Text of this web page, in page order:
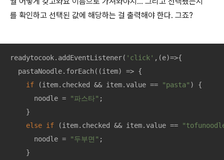
를 확인하고 선택된 값에 해당하는 걸 출력해야 한다. 그죠?
readytocook.addEventListener( 'click' , (e)=>{
  pastaNoodle.forEach(
(item) => {
if (item.checked && item.value == "pasta" ) {
      noodle =
"파스타" ;
    }
else if (item.checked && item.value ==
      noodle =
"두부면" ;
    }